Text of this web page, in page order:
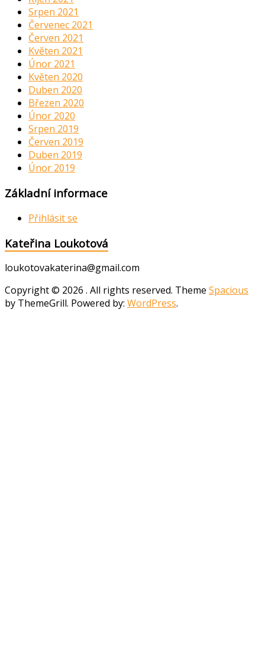
Srpen 2021
Červenec 2021
Červen 2021
Květen 2021
Únor 2021
Květen 2020
Duben 2020
Březen 2020
Únor 2020
Srpen 2019
Červen 2019
Duben 2019
Únor 2019
Základní informace
Přihlásit se
Kateřina Loukotová
loukotovakaterina@gmail.com
Copyright © 2026 . All rights reserved. Theme Spacious
by ThemeGrill. Powered by: WordPress.